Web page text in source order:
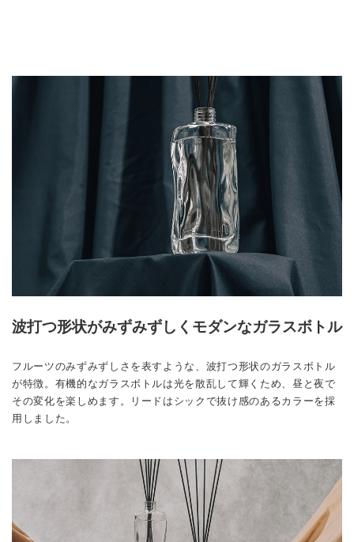
波打つ形状がみずみずしくモダンなガラスボトル
フルーツのみずみずしさを表すような、波打つ形状のガラスボトル
が特徴。有機的なガラスボトルは光を散乱して輝くため、昼と夜で
その変化を楽しめます。リードはシックで抜け感のあるカラーを採
用しました。